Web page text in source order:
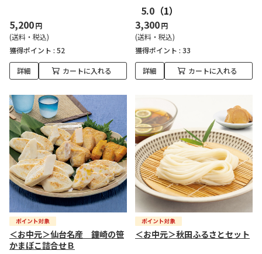
5,200円
(送料・税込)
獲得ポイント : 52
詳細 カートに入れる
5.0 （1）
3,300円
(送料・税込)
獲得ポイント : 33
詳細 カートに入れる
＜お中元＞仙台名産 鐘崎の笹
かまぼこ詰合せＢ
＜お中元＞秋田ふるさとセット